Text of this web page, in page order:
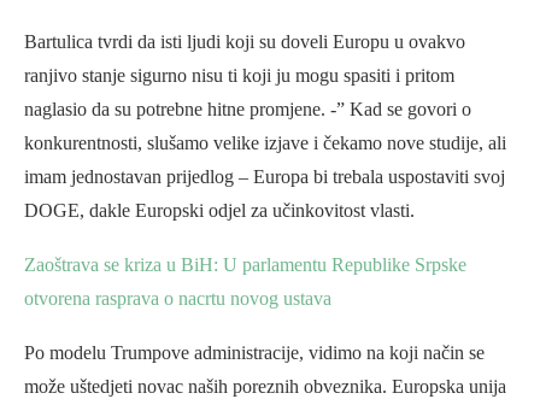
Bartulica tvrdi da isti ljudi koji su doveli Europu u ovakvo
ranjivo stanje sigurno nisu ti koji ju mogu spasiti i pritom
naglasio da su potrebne hitne promjene. -” Kad se govori o
konkurentnosti, slušamo velike izjave i čekamo nove studije, ali
imam jednostavan prijedlog – Europa bi trebala uspostaviti svoj
DOGE, dakle Europski odjel za učinkovitost vlasti.
Zaoštrava se kriza u BiH: U parlamentu Republike Srpske
otvorena rasprava o nacrtu novog ustava
Po modelu Trumpove administracije, vidimo na koji način se
može uštedjeti novac naših poreznih obveznika. Europska unija